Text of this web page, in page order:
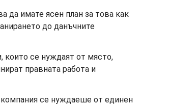
да имате ясен план за това как
до данъчните
които се нуждаят от място,
правната работа и
се нуждаеше от единен